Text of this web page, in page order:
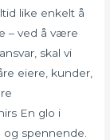
like enkelt å
– ved å være
skal vi
eiere, kunder,
En glo i
spennende.